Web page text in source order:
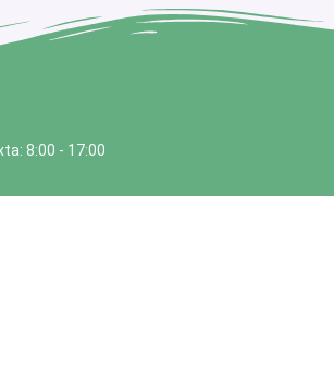
8:00 - 17:00